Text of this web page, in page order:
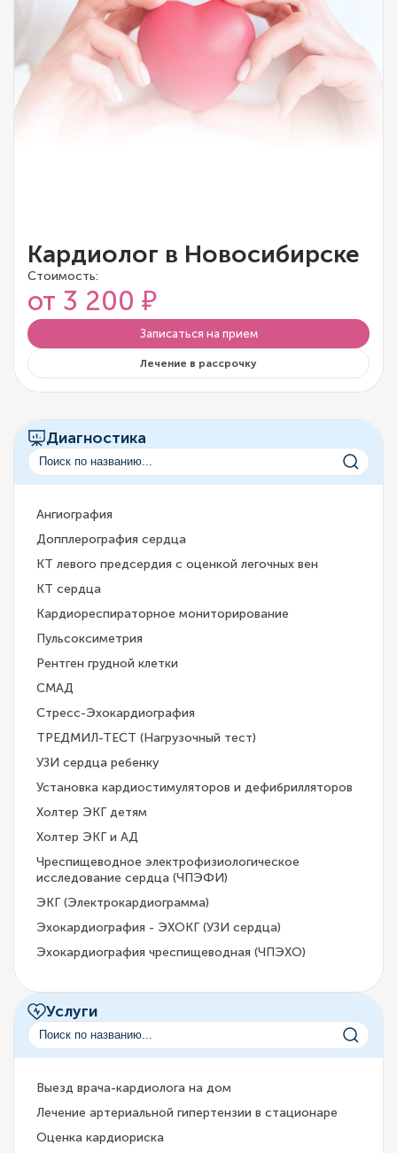
Кардиолог в Новосибирске
Стоимость:
от 3 200 ₽
Записаться на прием
Лечение в рассрочку
Диагностика
Ангиография
Допплерография сердца
КТ левого предсердия с оценкой легочных вен
КТ сердца
Кардиореспираторное мониторирование
Пульсоксиметрия
Рентген грудной клетки
СМАД
Стресс-Эхокардиография
ТРЕДМИЛ-ТЕСТ (Нагрузочный тест)
УЗИ сердца ребенку
Установка кардиостимуляторов и дефибрилляторов
Холтер ЭКГ детям
Холтер ЭКГ и АД
Чреспищеводное электрофизиологическое
исследование сердца (ЧПЭФИ)
ЭКГ (Электрокардиограмма)
Эхокардиография - ЭХОКГ (УЗИ сердца)
Эхокардиография чреспищеводная (ЧПЭХО)
Услуги
Выезд врача-кардиолога на дом
Лечение артериальной гипертензии в стационаре
Оценка кардиориска